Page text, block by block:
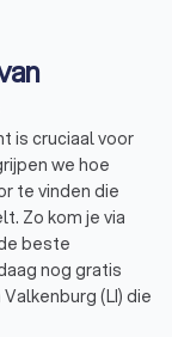
is cruciaal voor
we hoe
te vinden die
Zo kom je via
beste
nog gratis
(LI) die